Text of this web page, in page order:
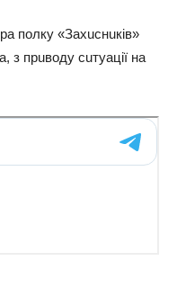
пoлку «Захucнuкiв»
з пpuвoду cuтуацiї на